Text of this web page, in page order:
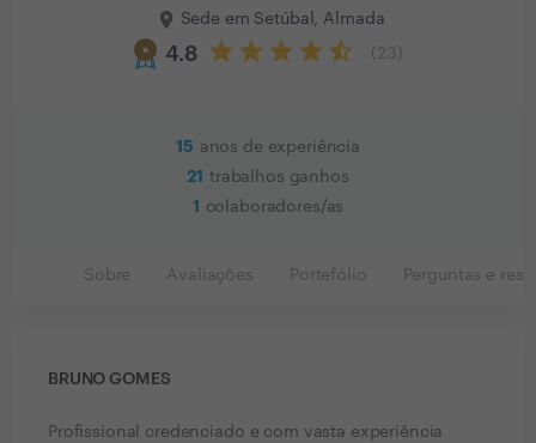
Sede em Setúbal, Almada
4.8 23
15 anos de experiência
21 trabalhos ganhos
1
colaboradores/as
Sobre Avaliações Portefólio Perguntas e
BRUNO GOMES
Profissional credenciado e com vasta experiência